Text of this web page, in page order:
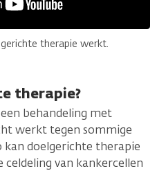
therapie werkt.
therapie?
behandeling met
werkt tegen sommige
kan doelgerichte therapie
celdeling van kankercellen